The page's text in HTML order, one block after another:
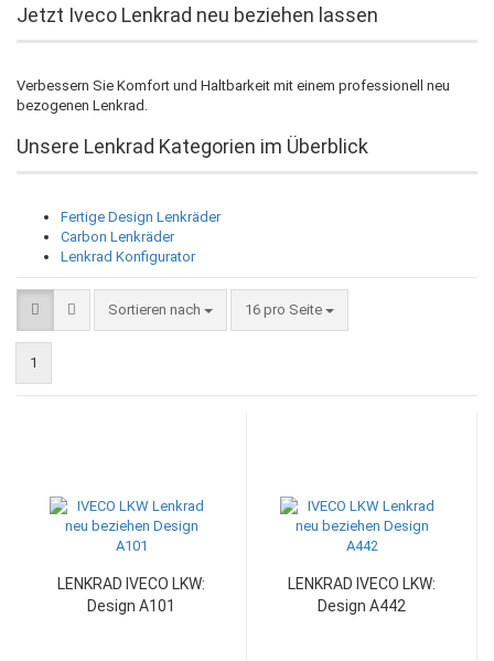
Jetzt Iveco Lenkrad neu beziehen lassen
Verbessern Sie Komfort und Haltbarkeit mit einem professionell neu
bezogenen Lenkrad.
Unsere Lenkrad Kategorien im Überblick
Fertige Design Lenkräder
Carbon Lenkräder
Lenkrad Konfigurator
Sortieren nach
Sortieren nach 16 pro Seite
pro Seite
1
LENKRAD IVECO LKW:
Design A101
LENKRAD IVECO LKW:
Design A442